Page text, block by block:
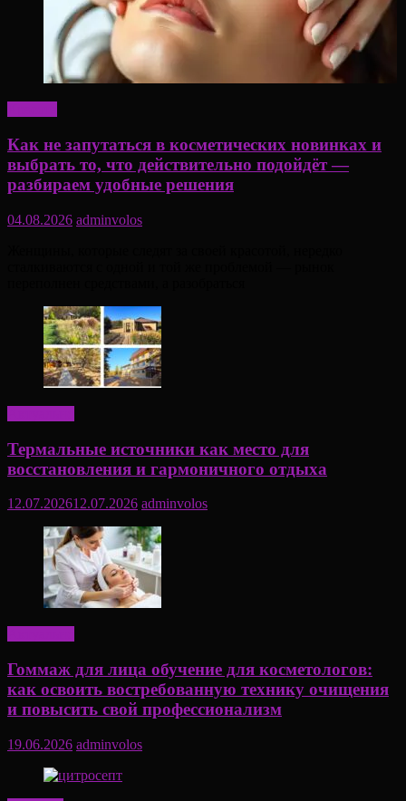
Как не запутаться в косметических новинках и
выбрать то, что действительно подойдёт —
разбираем удобные решения
04.08.2026 adminvolos
Термальные источники как место для
восстановления и гармоничного отдыха
12.07.202612.07.2026 adminvolos
Гоммаж для лица обучение для косметологов:
как освоить востребованную технику очищения
и повысить свой профессионализм
19.06.2026 adminvolos